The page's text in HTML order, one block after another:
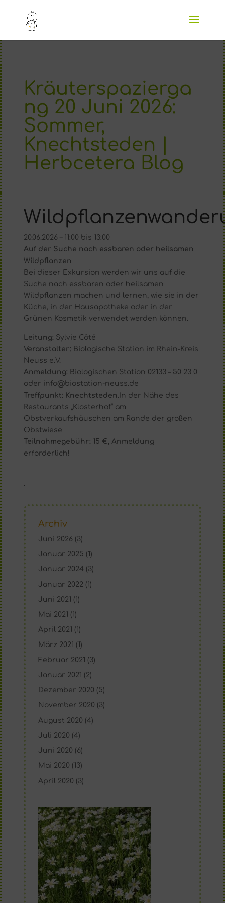
Kräuterspazierga
ng 20 Juni 2026:
Sommer,
Knechtsteden |
Herbcetera Blog
20.06.2026 – 11:00 bis 13:00
Auf der Suche nach essbaren oder heilsamen
Wildpflanzen
Bei dieser Exkursion werden wir uns auf die
Suche nach essbaren oder heilsamen
Wildpflanzen machen und lernen, wie sie in der
Küche, in der Hausapotheke oder in der
Grünen Kosmetik verwendet werden können.
Leitung: Sylvie Côté
Veranstalter: Biologische Station im Rhein-Kreis
Neuss e.V.
Anmeldung: Biologischen Station 02133 – 50 23 0
oder info@biostation-neuss.de
Treffpunkt: Knechtsteden. In der Nähe des
Restaurants „Klosterhof“ am
Obstverkaufshäuschen am Rande der großen
Obstwiese
Teilnahmegebühr: 15 €, Anmeldung
erforderlich!
.
Archiv
Juni 2026 (3)
Januar 2025 (1)
Januar 2024 (3)
Januar 2022 (1)
Juni 2021 (1)
Mai 2021 (1)
April 2021 (1)
März 2021 (1)
Februar 2021 (3)
Januar 2021 (2)
Dezember 2020 (5)
November 2020 (3)
August 2020 (4)
Juli 2020 (4)
Juni 2020 (6)
Mai 2020 (13)
April 2020 (3)